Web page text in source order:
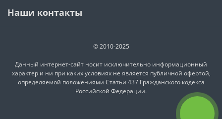
Наши контакты
© 2010-2025
Данный интернет-сайт носит исключительно информационный
характер и ни при каких условиях не является публичной офертой,
определяемой положениями Статьи 437 Гражданского кодекса
Российской Федерации.